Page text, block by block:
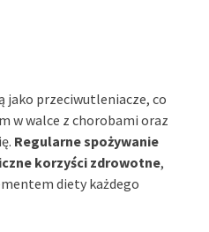
jako przeciwutleniacze, co
w walce z chorobami oraz
Regularne spożywanie
korzyści zdrowotne,
diety każdego